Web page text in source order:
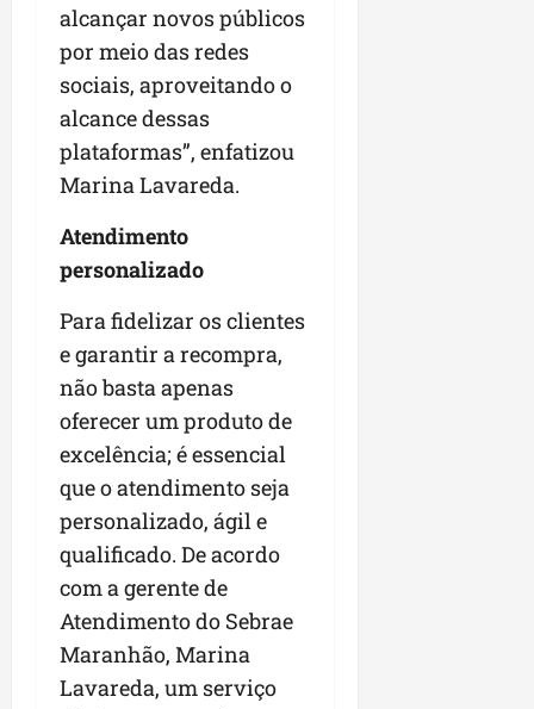
alcançar novos públicos
por meio das redes
sociais, aproveitando o
alcance dessas
plataformas”, enfatizou
Marina Lavareda.
Atendimento
personalizado
Para fidelizar os clientes
e garantir a recompra,
não basta apenas
oferecer um produto de
excelência; é essencial
que o atendimento seja
personalizado, ágil e
qualificado. De acordo
com a gerente de
Atendimento do Sebrae
Maranhão, Marina
Lavareda, um serviço